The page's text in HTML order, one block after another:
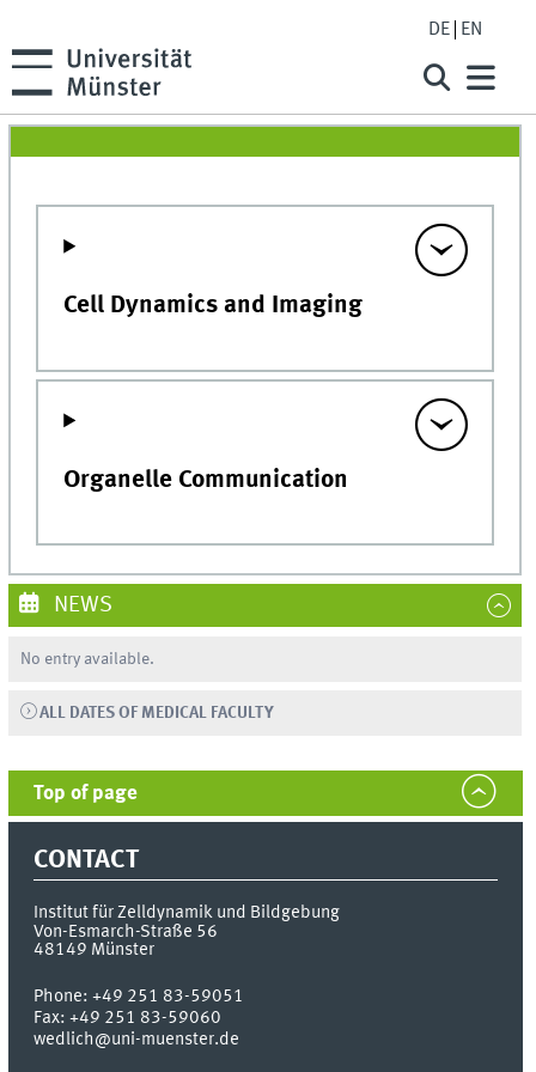
DE EN
Cell Dynamics and Imaging
Organelle Communication
NEWS
No entry available.
ALL DATES OF MEDICAL FACULTY
Top of page
CONTACT
Institut für Zelldynamik und Bildgebung
Von-Esmarch-Straße 56
48149 Münster
Phone:+49 251 83-59051
Fax:+49 251 83-59060
wedlich@uni-muenster.de